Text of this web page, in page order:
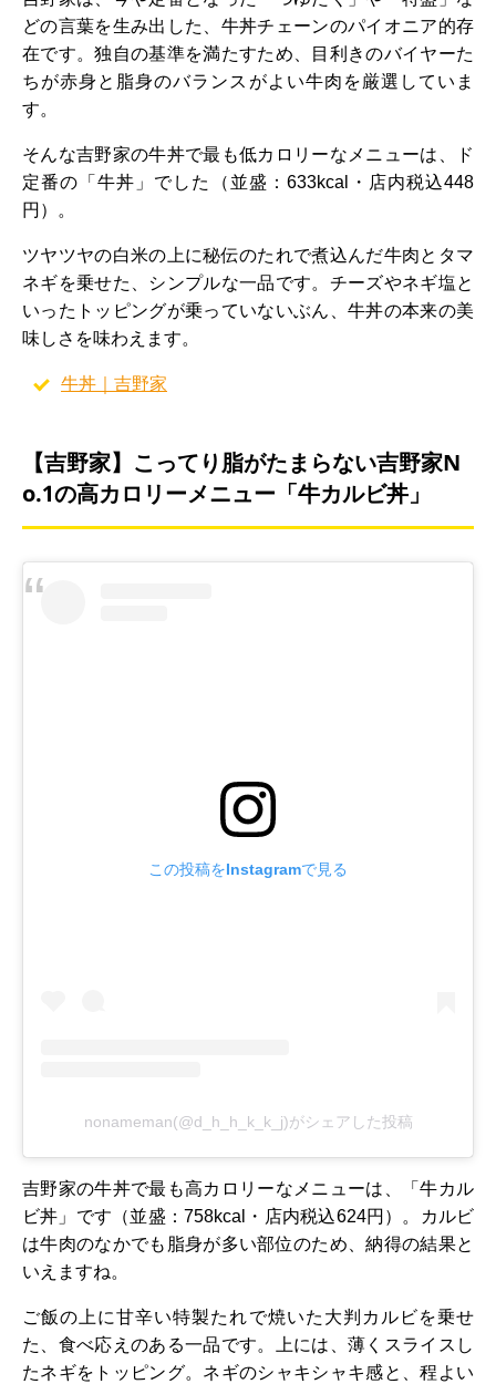
どの言葉を生み出した、牛丼チェーンのパイオニア的存
在です。独自の基準を満たすため、目利きのバイヤーた
ちが赤身と脂身のバランスがよい牛肉を厳選していま
す。
そんな吉野家の牛丼で最も低カロリーなメニューは、ド
定番の「牛丼」でした（並盛：633kcal・店内税込448
円）。
ツヤツヤの白米の上に秘伝のたれで煮込んだ牛肉とタマ
ネギを乗せた、シンプルな一品です。チーズやネギ塩と
いったトッピングが乗っていないぶん、牛丼の本来の美
味しさを味わえます。
牛丼｜吉野家
【吉野家】こってり脂がたまらない吉野家N
o.1の高カロリーメニュー「牛カルビ丼」
この投稿をInstagramで見る
nonameman(@d_h_h_k_k_j)がシェアした投稿
吉野家の牛丼で最も高カロリーなメニューは、「牛カル
ビ丼」です（並盛：758kcal・店内税込624円）。カルビ
は牛肉のなかでも脂身が多い部位のため、納得の結果と
いえますね。
ご飯の上に甘辛い特製たれで焼いた大判カルビを乗せ
た、食べ応えのある一品です。上には、薄くスライスし
たネギをトッピング。ネギのシャキシャキ感と、程よい